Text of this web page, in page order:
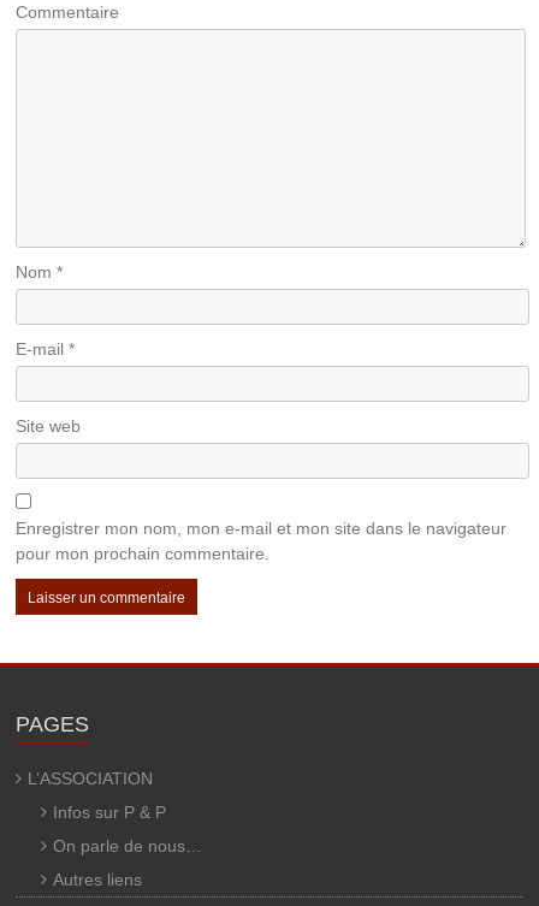
Commentaire
Nom*
E-mail*
Site web
Enregistrer mon nom, mon e-mail et mon site dans le navigateur
pour mon prochain commentaire.
PAGES
L’ASSOCIATION
Infos sur P & P
On parle de nous…
Autres liens